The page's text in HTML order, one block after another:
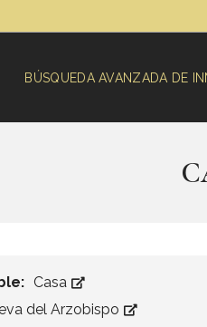
BÚSQUEDA AVANZADA DE
Casa
del Arzobispo